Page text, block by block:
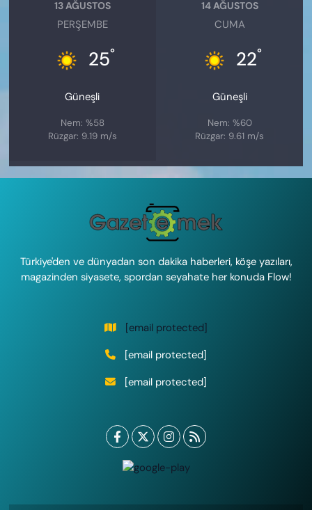
13 AĞUSTOS
PERŞEMBE
25°
Güneşli
Nem: %58
Rüzgar: 9.19 m/s
14 AĞUSTOS
CUMA
22°
Güneşli
Nem: %60
Rüzgar: 9.61 m/s
Türkiye'den ve dünyadan son dakika haberleri, köşe yazıları,
magazinden siyasete, spordan seyahate her konuda Flow!
[email protected]
[email protected]
[email protected]